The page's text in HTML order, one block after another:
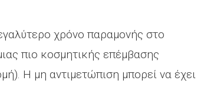
χρόνο παραμονής στο
πιο κοσμητικής επέμβασης
Η μη αντιμετώπιση μπορεί να έχει